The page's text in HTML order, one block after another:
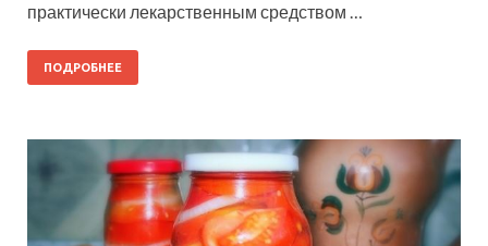
практически лекарственным средством …
ПОДРОБНЕЕ